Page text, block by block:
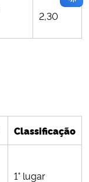
2,30
Classificação
1° lugar